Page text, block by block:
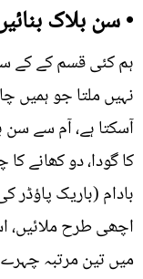
• سن بلاک
ہم کئی قسم کے کے
نہیں ملتا جو ہمیں
آسکتا ہے، آم سے سن
کا گودا، دو کھانے
بادام (باریک
اچھی طرح ملائیں،
میں تین مرتبہ چہرے